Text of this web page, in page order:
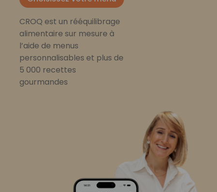
CROQ est un rééquilibrage
alimentaire sur mesure à
l’aide de menus
personnalisables et plus de
5 000 recettes
gourmandes